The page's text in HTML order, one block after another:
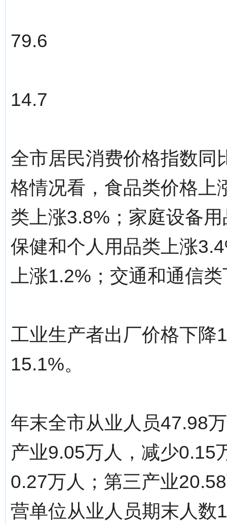
79.6
14.7
全市居民消费价格指数同
格情况看，食品类价格上
类上涨3.8%；家庭设备
保健和个人用品类上涨
上涨1.2%；交通和通信
工业生产者出厂价格下降
15.1%。
年末全市从业人员47.98
产业9.05万人，减少0.15
0.27万人；第三产业
营单位从业人员期末人数